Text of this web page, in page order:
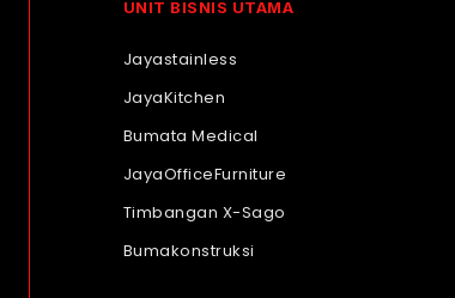
UNIT BISNIS UTAMA
Jayastainless
JayaKitchen
Bumata Medical
JayaOfficeFurniture
Timbangan X-Sago
Bumakonstruksi